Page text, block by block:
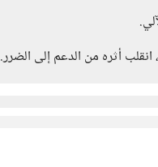
أثره من الدعم إلى الضرر.